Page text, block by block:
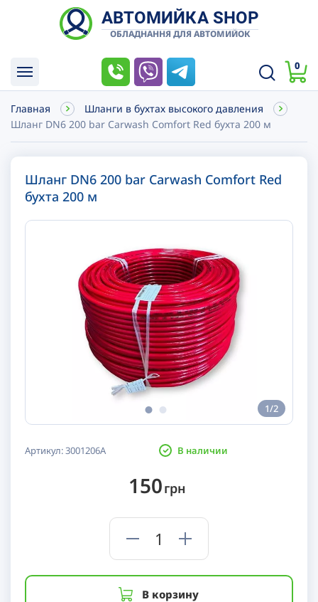
АВТОМИЙКА SHOP
ОБЛАДНАННЯ ДЛЯ АВТОМИЙОК
0
Главная
Шланги в бухтах высокого давления
Шланг DN6 200 bar Carwash Comfort Red бухта 200 м
1/2
Шланг DN6 200 bar Carwash Comfort Red
бухта 200 м
Артикул:3001206A В наличии
150грн
В корзину